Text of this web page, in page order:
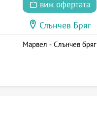
виж офертата
Слънчев Бряг
Марвел - Слънчев бряг